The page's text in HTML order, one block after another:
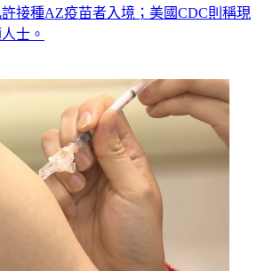
接種AZ疫苗者入境；美國CDC則稱現
士。